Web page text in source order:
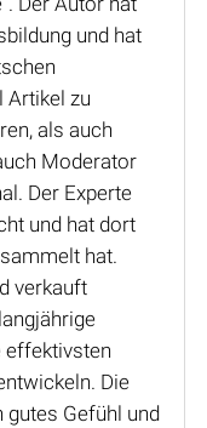
und hat
Artikel zu
als auch
Moderator
Der Experte
und hat dort
hat.
verkauft
effektivsten
Die
gutes Gefühl und